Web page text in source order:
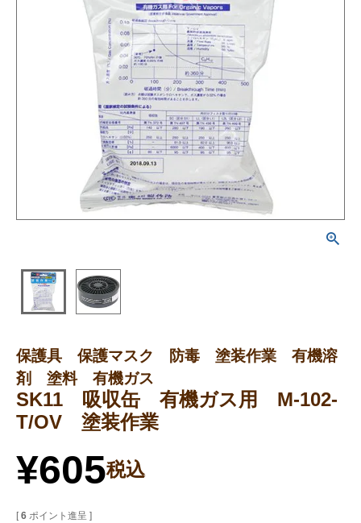
保護具 保護マスク 防毒 塗装作業 有機溶
剤 塗料 有機ガス
SK11 吸収缶 有機ガス用 M-102-
T/OV 塗装作業
¥605税込
[ 6 ポイント進呈 ]